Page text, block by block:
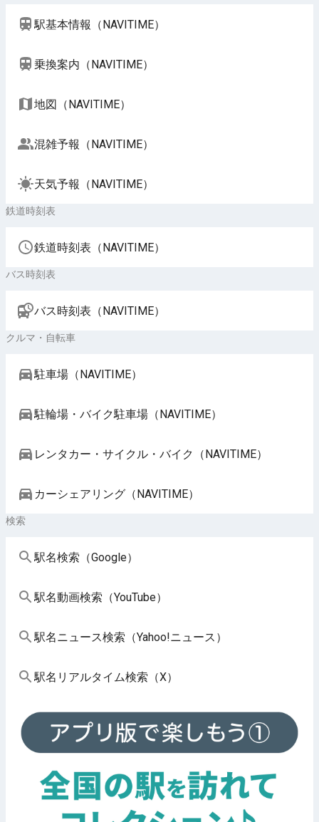
駅基本情報（NAVITIME）
乗換案内（NAVITIME）
地図（NAVITIME）
混雑予報（NAVITIME）
天気予報（NAVITIME）
鉄道時刻表
鉄道時刻表（NAVITIME）
バス時刻表
バス時刻表（NAVITIME）
クルマ・自転車
駐車場（NAVITIME）
駐輪場・バイク駐車場（NAVITIME）
レンタカー・サイクル・バイク（NAVITIME）
カーシェアリング（NAVITIME）
検索
駅名検索（Google）
駅名動画検索（YouTube）
駅名ニュース検索（Yahoo!ニュース）
駅名リアルタイム検索（X）